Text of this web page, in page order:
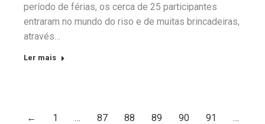
período de férias, os cerca de 25 participantes
entraram no mundo do riso e de muitas brincadeiras,
através…
Ler mais
← 1 … 87 88 89 90 91
…